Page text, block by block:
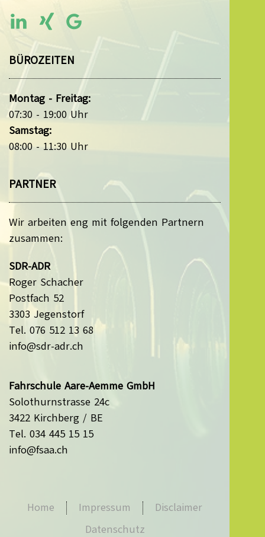
BÜROZEITEN
Montag - Freitag:
07:30 - 19:00 Uhr
Samstag:
08:00 - 11:30 Uhr
PARTNER
Wir arbeiten eng mit folgenden Partnern
zusammen:
SDR-ADR
Roger Schacher
Postfach 52
3303 Jegenstorf
Tel. 076 512 13 68
info@sdr-adr.ch
Fahrschule Aare-Aemme GmbH
Solothurnstrasse 24c
3422 Kirchberg / BE
Tel. 034 445 15 15
info@fsaa.ch
Home Impressum
Disclaimer
Datenschutz